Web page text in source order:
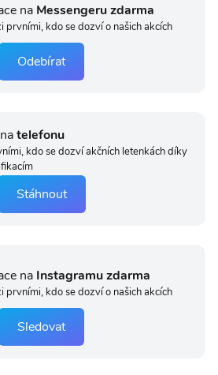
na Messengeru zdarma
prvními, kdo se dozví o našich akcích
Odebírat
telefonu
kdo se dozví akčních letenkách díky
Stáhnout
na Instagramu zdarma
prvními, kdo se dozví o našich akcích
Sledovat